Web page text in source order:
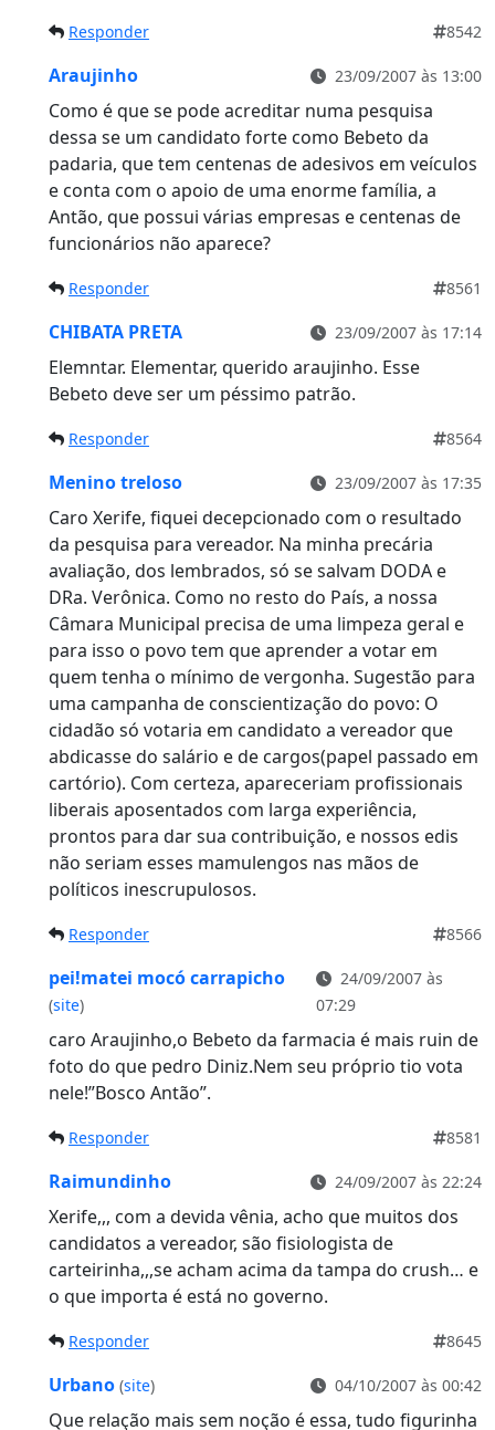
Responder 8542
Araujinho 23/09/2007 às 13:00
Como é que se pode acreditar numa pesquisa
dessa se um candidato forte como Bebeto da
padaria, que tem centenas de adesivos em veículos
e conta com o apoio de uma enorme família, a
Antão, que possui várias empresas e centenas de
funcionários não aparece?
Responder 8561
CHIBATA PRETA 23/09/2007 às 17:14
Elemntar. Elementar, querido araujinho. Esse
Bebeto deve ser um péssimo patrão.
Responder 8564
Menino treloso 23/09/2007 às 17:35
Caro Xerife, fiquei decepcionado com o resultado
da pesquisa para vereador. Na minha precária
avaliação, dos lembrados, só se salvam DODA e
DRa. Verônica. Como no resto do País, a nossa
Câmara Municipal precisa de uma limpeza geral e
para isso o povo tem que aprender a votar em
quem tenha o mínimo de vergonha. Sugestão para
uma campanha de conscientização do povo: O
cidadão só votaria em candidato a vereador que
abdicasse do salário e de cargos(papel passado em
cartório). Com certeza, apareceriam profissionais
liberais aposentados com larga experiência,
prontos para dar sua contribuição, e nossos edis
não seriam esses mamulengos nas mãos de
políticos inescrupulosos.
Responder 8566
pei!matei mocó carrapicho
(site)
24/09/2007 às
07:29
caro Araujinho,o Bebeto da farmacia é mais ruin de
foto do que pedro Diniz.Nem seu próprio tio vota
nele!”Bosco Antão”.
Responder 8581
Raimundinho 24/09/2007 às 22:24
Xerife,,, com a devida vênia, acho que muitos dos
candidatos a vereador, são fisiologista de
carteirinha,,,se acham acima da tampa do crush… e
o que importa é está no governo.
Responder 8645
Urbano (site) 04/10/2007 às 00:42
Que relação mais sem noção é essa, tudo figurinha